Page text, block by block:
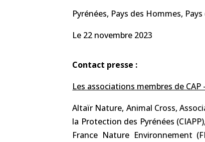
Pyrénées, Pays des Hommes,
Le 22 novembre 2023
Contact presse :
Les associations membres de CAP
Altaïr Nature, Animal Cross,
la Protection des Pyrénées
France Nature Environnement